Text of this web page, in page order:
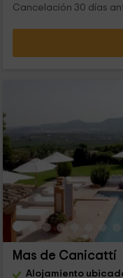
Cancelación 30 días
Mas de Canicattí
Alojamiento